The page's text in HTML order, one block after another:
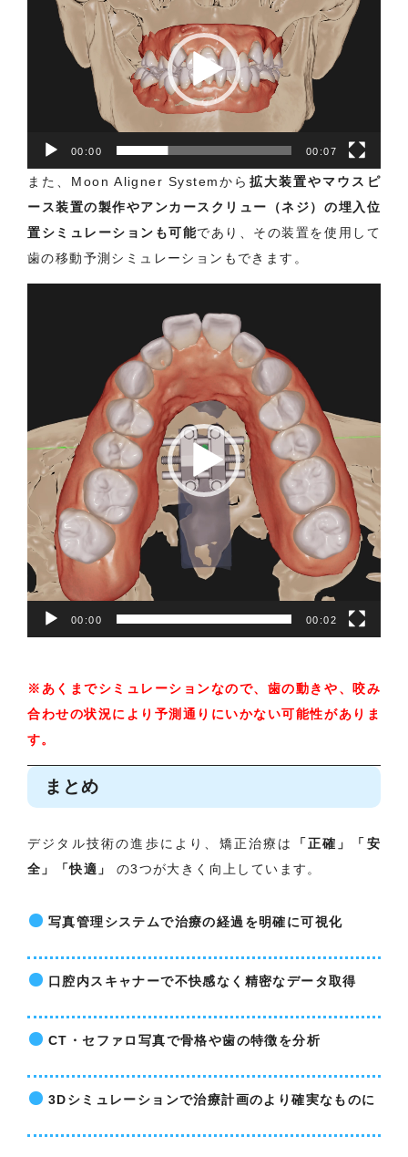
00:00 00:07
また、Moon Aligner Systemから 拡大装置やマウスピ
ース装置の製作やアンカースクリュー（ネジ）の埋入位
置シミュレーションも可能であり、その装置を使用して
歯の移動予測シミュレーションもできます。
ヤ
ー
00:00 00:02
※あくまでシミュレーションなので、 歯の動きや、咬み
合わせの状況により予測通りにいかない可能性がありま
す。
まとめ
デジタル技術の進歩により、矯正治療は
「正確」「安
全」「快適」
の3つが大きく向上しています。
写真管理システムで治療の経過を明確に可視化
口腔内スキャナーで不快感なく精密なデータ取得
CT・セファロ写真で骨格や歯の特徴を分析
3Dシミュレーションで治療計画のより確実なものに